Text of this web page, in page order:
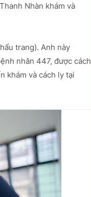
Nhàn khám và
trang). Anh này
nhân 447, được cách
khám và cách ly tại